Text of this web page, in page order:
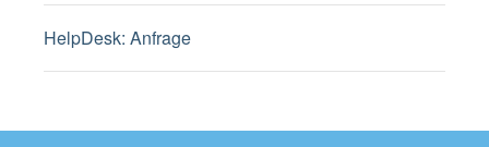
HelpDesk: Anfrage